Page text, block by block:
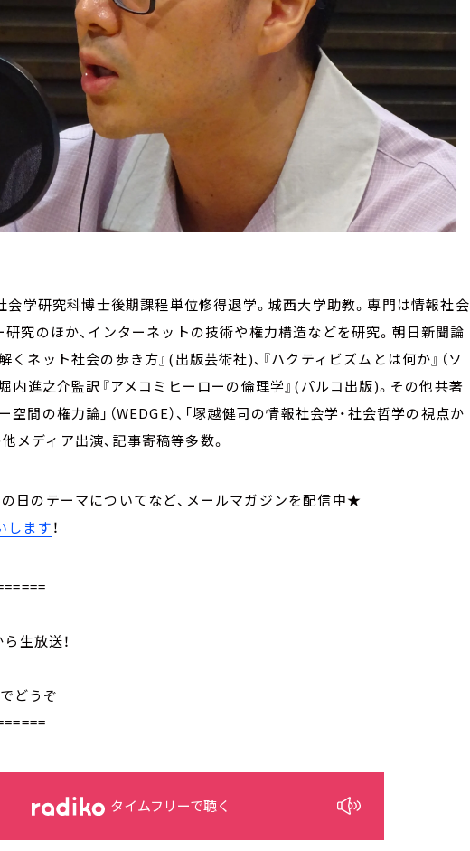
会学研究科博士後期課程単位修得退学。城西大学助教。専門は情報社会
研究のほか、インターネットの技術や権力構造などを研究。朝日新聞論
くネット社会の歩き方』(出版芸術社)、『ハクティビズムとは何か』（ソ
堀内進之介監訳『アメコミヒーローの倫理学』(パルコ出版)。その他共著
間の権力論」（WEDGE）、「塚越健司の情報社会学・社会哲学の視点か
メディア出演、記事寄稿等多数。
日のテーマについてなど、メールマガジンを配信中★
します！
生放送！
でどうぞ
タイムフリーで聴く